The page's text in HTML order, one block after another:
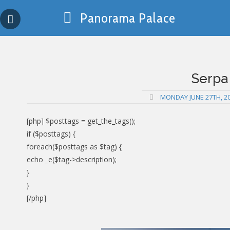
to
content
Panorama Palace
MONDAY JUNE 27TH,
[php] $posttags = get_the_tags();
if ($posttags) {
foreach($posttags as $tag) {
echo _e($tag->description);
}
}
[/php]